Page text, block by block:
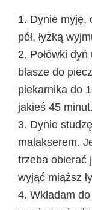
1. Dynie myję,
pół, łyżką
2. Połówki
blasze do
piekarnika do
jakieś 45 minut.
3. Dynie
malakserem.
trzeba obierać
wyjąć miąższ
4. Wkładam